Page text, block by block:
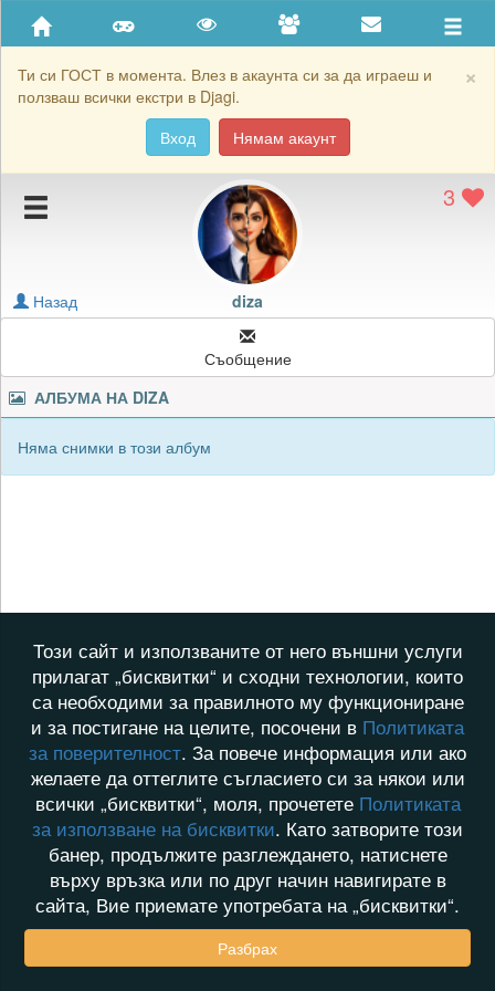
×
Ти си ГОСТ в момента. Влез в акаунта си за да играеш и
ползваш всички екстри в Djagi.
Вход
Нямам акаунт
Приятели
Хронология на игри
Подаръците на diza
Блокирай diza
3
diza
Назад
Съобщение
АЛБУМА НА DIZA
Няма снимки в този албум
Този сайт и използваните от него външни услуги
прилагат „бисквитки“ и сходни технологии, които
са необходими за правилното му функциониране
и за постигане на целите, посочени в Политиката
за поверителност. За повече информация или ако
желаете да оттеглите съгласието си за някои или
всички „бисквитки“, моля, прочетете Политиката
за използване на бисквитки. Като затворите този
банер, продължите разглеждането, натиснете
върху връзка или по друг начин навигирате в
сайта, Вие приемате употребата на „бисквитки“.
Разбрах